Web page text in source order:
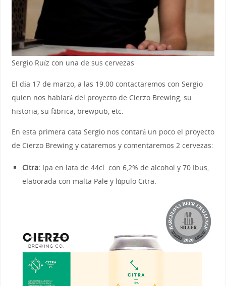
Sergio Ruíz con una de sus cervezas
El día 17 de marzo, a las 19.00 contactaremos con Sergio
quien nos hablará del proyecto de Cierzo Brewing, su
historia, su fábrica, brewpub, etc.
En esta primera cata Sergio nos contará un poco el proyecto
de Cierzo Brewing y cataremos y comentaremos 2 cervezas:
Citra: Ipa en lata de 44cl. con 6,2% de alcohol y 70 Ibus,
elaborada con malta Pale y lúpulo Citra.